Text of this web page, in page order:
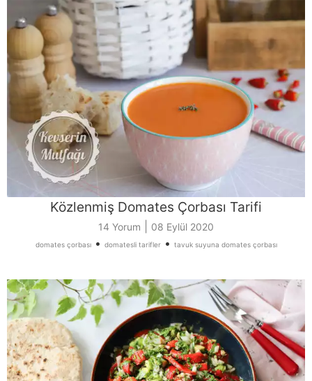
Közlenmiş Domates Çorbası Tarifi
14 Yorum 08 Eylül 2020
domates çorbası• domatesli tarifler• tavuk suyuna domates çorbası